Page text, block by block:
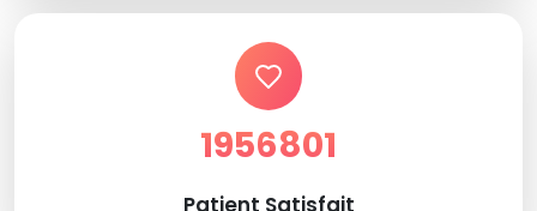
1956801
Patient Satisfait